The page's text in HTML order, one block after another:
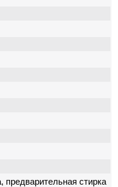
предварительная стирка